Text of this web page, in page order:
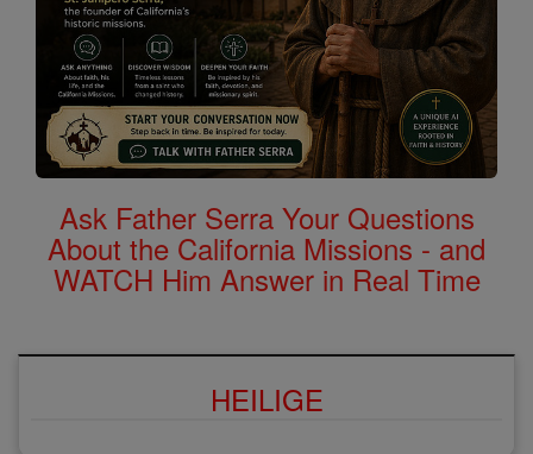
Ask Father Serra Your Questions
About the California Missions - and
WATCH Him Answer in Real Time
HEILIGE